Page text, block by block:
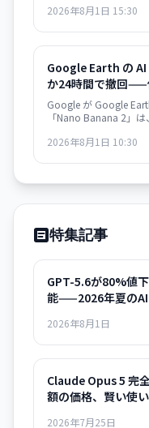
2026年8月1日 15:30
Google Earth の AI
か24時間で撤回——
Google が Google
「Nano Banana 2」
置の実装まで機能を停
2026年8月1日 10:30
特集記事
GPT-5.6が80%値
能——2026年夏のAI
2026年8月1日
Claude Opus 5 完
額の価格、賢い使
2026年7月25日